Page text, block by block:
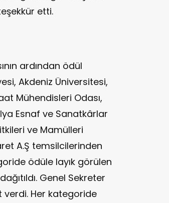
etti.
ardından ödül
Akdeniz Üniversitesi,
Mühendisleri Odası,
Esnaf ve Sanatkârlar
ve Mamülleri
A.Ş temsilcilerinden
ödüle layık görülen
Genel Sekreter
verdi. Her kategoride